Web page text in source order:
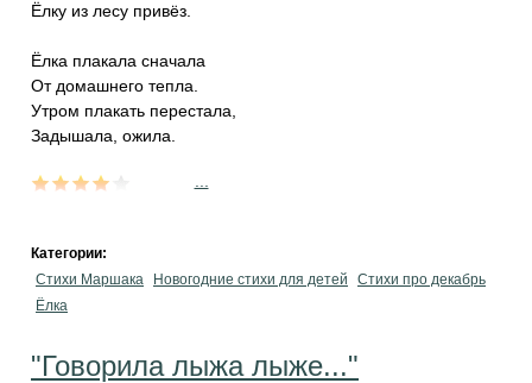
Ёлку из лесу привёз.
Ёлка плакала сначала
От домашнего тепла.
Утром плакать перестала,
Задышала, ожила.
Категории:
Стихи Маршака
Новогодние стихи для детей
Стихи про декабрь
Ёлка
"Говорила лыжа лыже..."